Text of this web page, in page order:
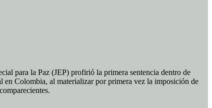
para la Paz (JEP) profirió la primera sentencia dentro de
en Colombia, al materializar por primera vez la imposición de